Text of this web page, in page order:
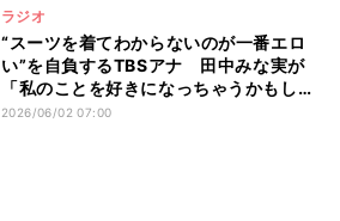
ラジオ
“スーツを着てわからないのが一番エロ
い”を自負するTBSアナ 田中みな実が
「私のことを好きになっちゃうかもしれ
ないから…」と惑わす
2026/06/02 07:00